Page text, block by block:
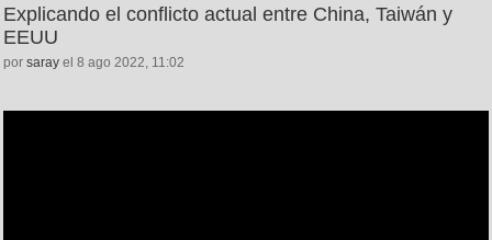
Explicando el conflicto actual entre China, Taiwán y
EEUU
por saray el 8 ago 2022, 11:02